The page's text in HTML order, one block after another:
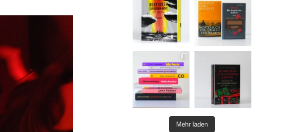
Mehr laden